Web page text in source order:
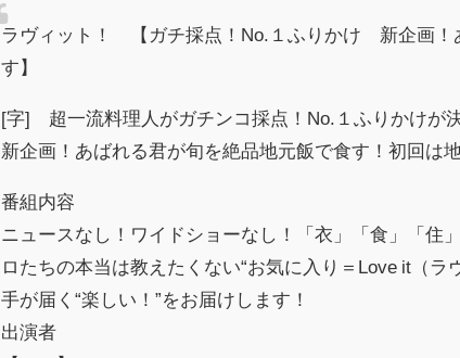
ラヴィット！ 【ガチ採点！No.１ふりかけ 新企画！
す】
[字] 超一流料理人がガチンコ採点！No.１ふりかけが
新企画！あばれる君が旬を絶品地元飯で食す！初回は
番組内容
ニュースなし！ワイドショーなし！「衣」「食」「住
ロたちの本当は教えたくない“お気に入り＝Love it（ラ
手が届く“楽しい！”をお届けします！
出演者